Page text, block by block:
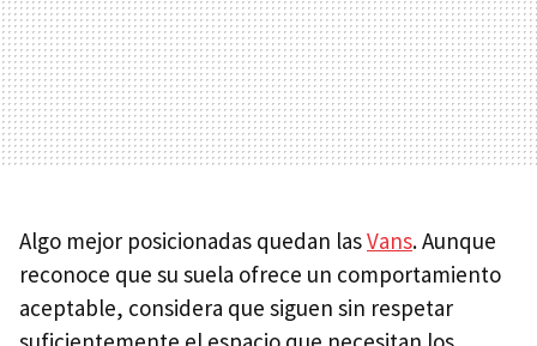
Algo mejor posicionadas quedan lasVans. Aunque
reconoce que su suela ofrece un comportamiento
aceptable, considera que siguen sin respetar